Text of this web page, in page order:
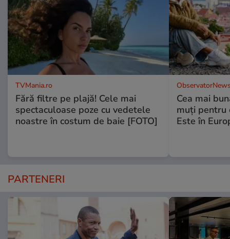
TVMania.ro
Fără filtre pe plajă! Cele mai
spectaculoase poze cu vedetele
noastre în costum de baie [FOTO]
Cea mai
muţi pentru
Este în
PARTENERI